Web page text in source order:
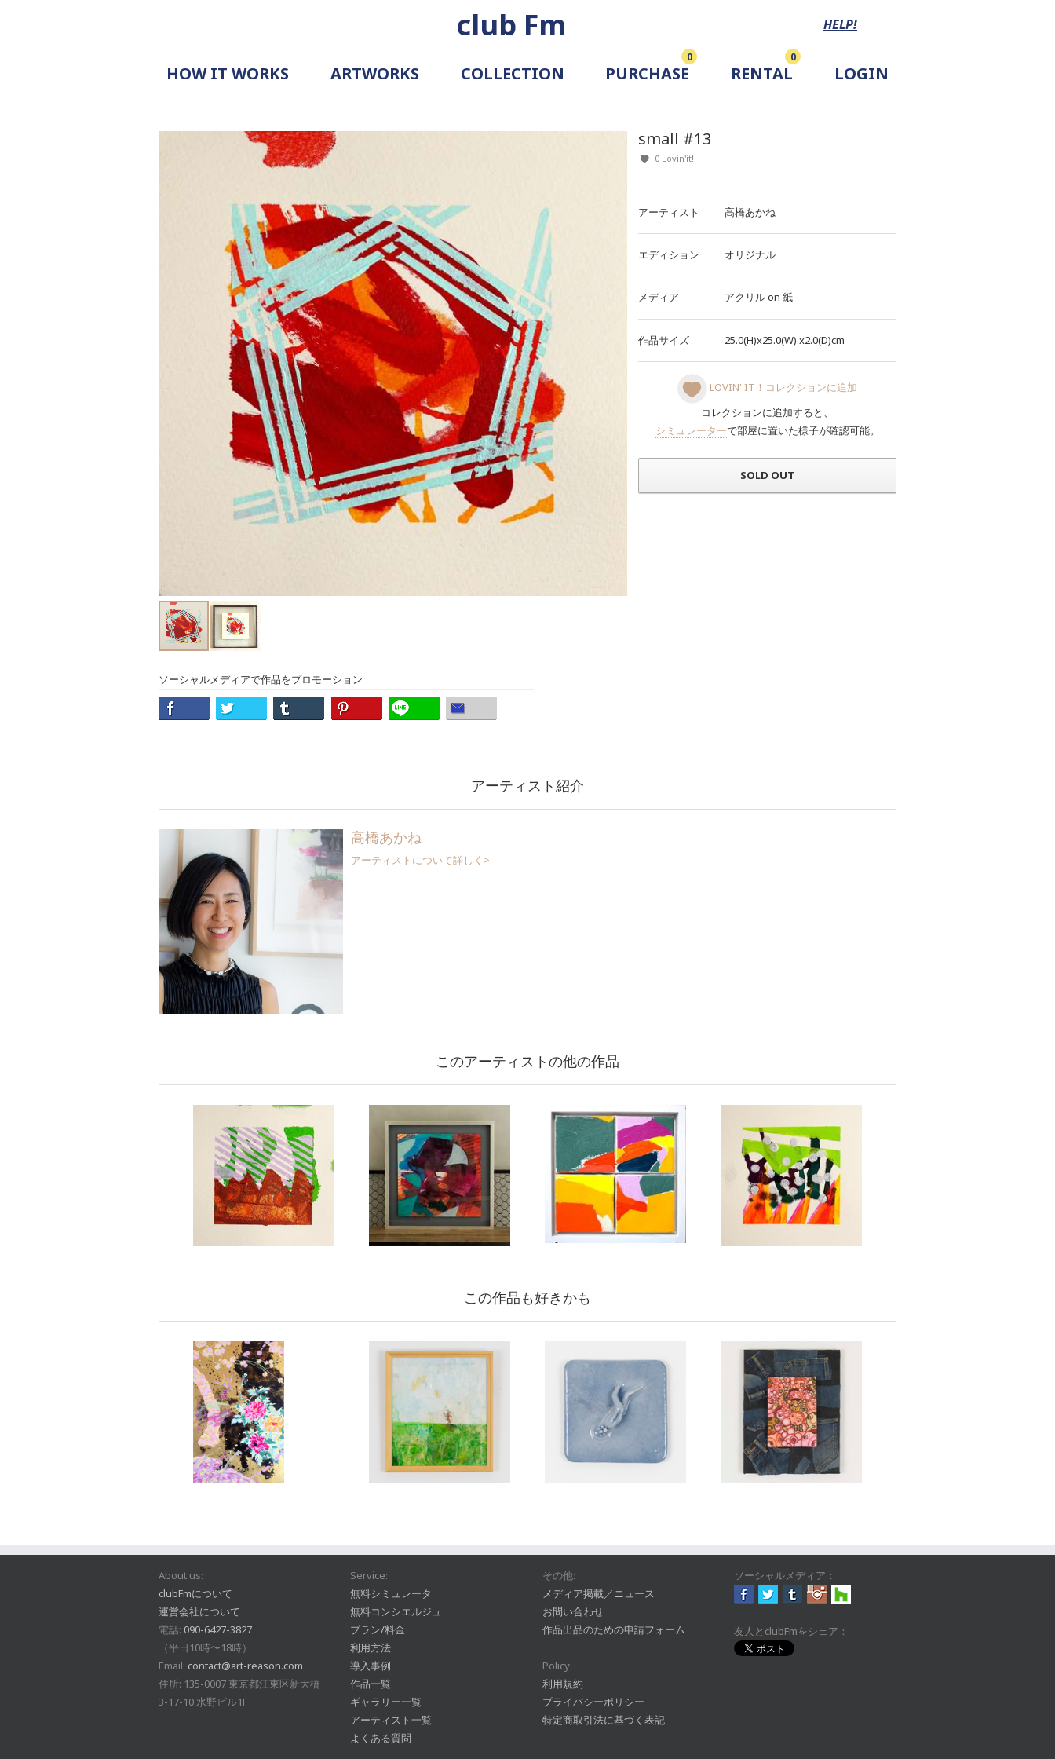
club Fm HELP!
HOW IT WORKS
PRICING
DOCUMENT
REQUEST
ARTWORKS
GALLERY
COLLECTION
PURCHASE
0
RENTAL
0
LOGIN
ソーシャルメディアで作品をプロモーション
small #13
0 Lovin'it!
アーティスト 高橋あかね
エディション オリジナル
メディア アクリルon 紙
作品サイズ 25.0(H)x25.0(W) x2.0(D)cm
LOVIN' IT！コレクションに追加
コレクションに追加すると、
シミュレーターで部屋に置いた様子が確認可能。
SOLD OUT
アーティスト紹介
高橋あかね
アーティストについて詳しく>
このアーティストの他の作品
この作品も好きかも
About us:
clubFmについて
運営会社について
電話: 090-6427-3827
（平日10時〜18時）
Email: contact@art-reason.com
住所: 135-0007 東京都江東区新大橋
3-17-10 水野ビル1F
Service:
無料シミュレータ
無料コンシエルジュ
プラン/料金
利用方法
導入事例
作品一覧
ギャラリー一覧
アーティスト一覧
よくある質問
その他:
メディア掲載／ニュース
お問い合わせ
作品出品のための申請フォーム
Policy:
利用規約
プライバシーポリシー
特定商取引法に基づく表記
ソーシャルメディア：
友人とclubFmをシェア：